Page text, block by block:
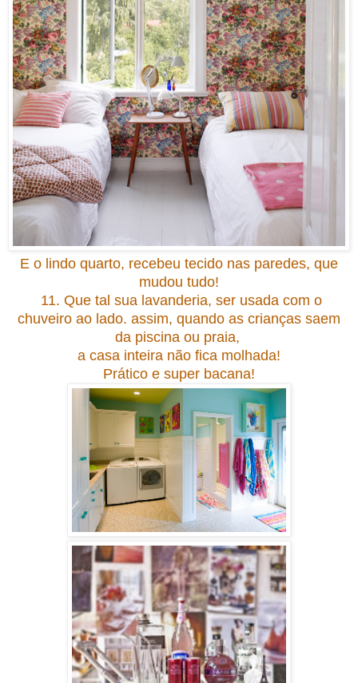
E o lindo quarto, recebeu tecido nas paredes, que
mudou tudo!
11. Que tal sua lavanderia, ser usada com o
chuveiro ao lado. assim, quando as crianças saem
da piscina ou praia,
a casa inteira não fica molhada!
Prático e super bacana!